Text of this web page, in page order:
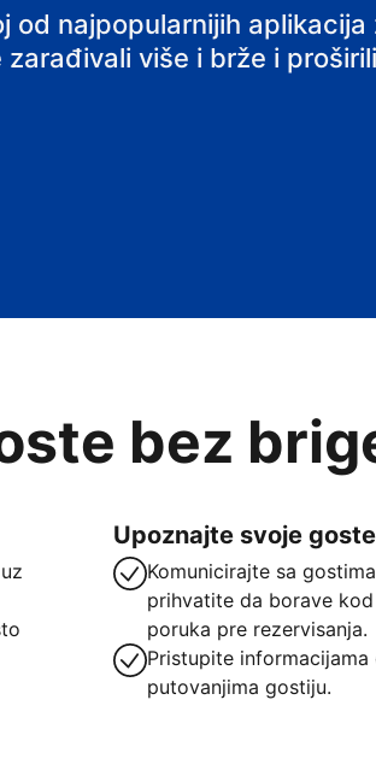
od najpopularnijih aplikacija
više i brže i proširili
bez
Upoznajte svoje goste
Komunicirajte sa
prihvatite da borave
poruka pre rezervisanja.
Pristupite informacijama
putovanjima gostiju.